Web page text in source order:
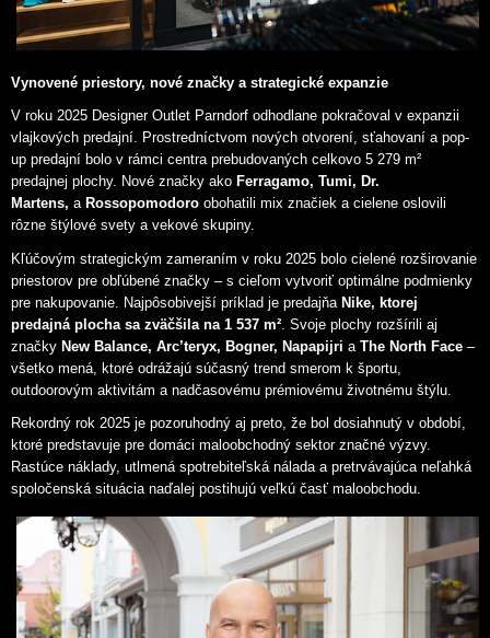
Vynovené priestory, nové značky a strategické expanzie
V roku 2025 Designer Outlet Parndorf odhodlane pokračoval v expanzii
vlajkových predajní. Prostredníctvom nových otvorení, sťahovaní a pop-
up predajní bolo v rámci centra prebudovaných celkovo 5 279 m²
predajnej plochy. Nové značky ako Ferragamo, Tumi, Dr.
Martens, a Rossopomodoro obohatili mix značiek a cielene oslovili
rôzne štýlové svety a vekové skupiny.
Kľúčovým strategickým zameraním v roku 2025 bolo cielené rozširovanie
priestorov pre obľúbené značky – s cieľom vytvoriť optimálne podmienky
pre nakupovanie. Najpôsobivejší príklad je predajňa Nike, ktorej
predajná plocha sa zväčšila na 1 537 m² . Svoje plochy rozšírili aj
značky New Balance, Arc’teryx, Bogner, Napapijri a The North Face –
všetko mená, ktoré odrážajú súčasný trend smerom k športu,
outdoorovým aktivitám a nadčasovému prémiovému životnému štýlu.
Rekordný rok 2025 je pozoruhodný aj preto, že bol dosiahnutý v období,
ktoré predstavuje pre domáci maloobchodný sektor značné výzvy.
Rastúce náklady, utlmená spotrebiteľská nálada a pretrvávajúca neľahká
spoločenská situácia naďalej postihujú veľkú časť maloobchodu.